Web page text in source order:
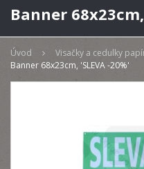
Banner
Úvod
Visačky a cedulky
Banner 68x23cm, 'SLEVA -20%'